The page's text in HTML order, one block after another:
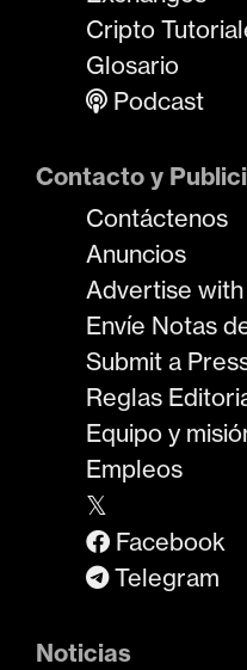
Cripto
Glosario
Podcast
Contacto y
Contáctenos
Anuncios
Advertise with
Envíe Notas
Submit a
Reglas
Equipo y
Empleos
𝕏
Facebook
Telegram
Noticias